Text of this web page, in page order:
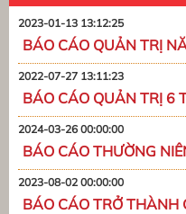
2023-01-13 13:12:25
BÁO CÁO QUẢN TRỊ
2022-07-27 13:11:23
BÁO CÁO QUẢN TRỊ 6
2024-03-26 00:00:00
BÁO CÁO THƯỜNG
2023-08-02 00:00:00
BÁO CÁO TRỞ THÀNH